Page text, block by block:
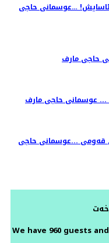
…عوسمانی حاجی
حاجی مارف
... عوسمانی حاجی مارف
قەومی ...عوسمانی حاجی
We have 960 guests